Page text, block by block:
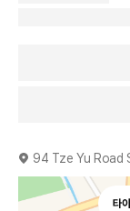
94 Tze Yu Road
타